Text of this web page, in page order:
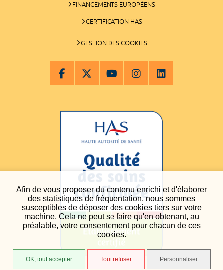
Afin de vous proposer du contenu enrichi et d'élaborer
des statistiques de fréquentation, nous sommes
susceptibles de déposer des cookies tiers sur votre
machine. Cela ne peut se faire qu'en obtenant, au
préalable, votre consentement pour chacun de ces
cookies.
OK, tout accepter Tout refuser Personnaliser
FINANCEMENTS EUROPÉENS
CERTIFICATION HAS
GESTION DES COOKIES